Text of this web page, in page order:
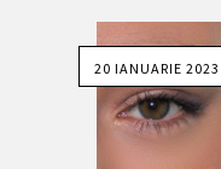
20 IANUARIE 2023